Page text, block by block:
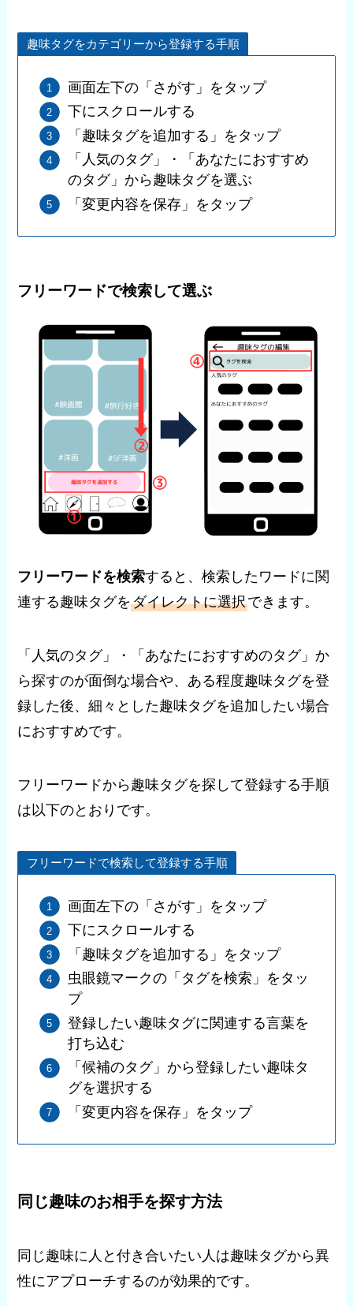
趣味タグをカテゴリーから登録する手順
画面左下の「さがす」をタップ
下にスクロールする
「趣味タグを追加する」をタップ
「人気のタグ」・「あなたにおすすめ
のタグ」から趣味タグを選ぶ
「変更内容を保存」をタップ
フリーワードで検索して選ぶ
フリーワードを検索すると、検索したワードに関
連する趣味タグをダイレクトに選択できます。
「人気のタグ」・「あなたにおすすめのタグ」か
ら探すのが面倒な場合や、ある程度趣味タグを登
録した後、細々とした趣味タグを追加したい場合
におすすめです。
フリーワードから趣味タグを探して登録する手順
は以下のとおりです。
フリーワードで検索して登録する手順
画面左下の「さがす」をタップ
下にスクロールする
「趣味タグを追加する」をタップ
虫眼鏡マークの「タグを検索」をタッ
プ
登録したい趣味タグに関連する言葉を
打ち込む
「候補のタグ」から登録したい趣味タ
グを選択する
「変更内容を保存」をタップ
同じ趣味のお相手を探す方法
同じ趣味に人と付き合いたい人は趣味タグから異
性にアプローチするのが効果的です。